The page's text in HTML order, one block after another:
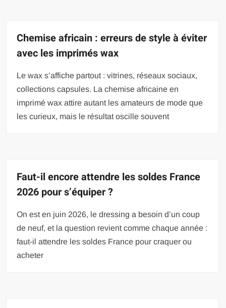
Chemise africain : erreurs de style à éviter
avec les imprimés wax
Le wax s’affiche partout : vitrines, réseaux sociaux,
collections capsules. La chemise africaine en
imprimé wax attire autant les amateurs de mode que
les curieux, mais le résultat oscille souvent
Faut-il encore attendre les soldes France
2026 pour s’équiper ?
On est en juin 2026, le dressing a besoin d’un coup
de neuf, et la question revient comme chaque année :
faut-il attendre les soldes France pour craquer ou
acheter